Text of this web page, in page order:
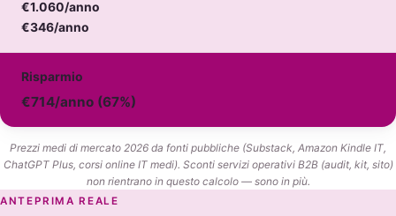
€1.060/anno
€346/anno
Risparmio
€714/anno (67%)
Prezzi medi di mercato 2026 da fonti pubbliche (Substack, Amazon Kindle IT,
ChatGPT Plus, corsi online IT medi). Sconti servizi operativi B2B (audit, kit, sito)
non rientrano in questo calcolo — sono in più.
ANTEPRIMA REALE